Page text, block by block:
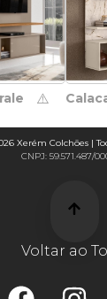
⚠️
Voltar ao
Xerém Colchões |
CNPJ: 59.571.487/